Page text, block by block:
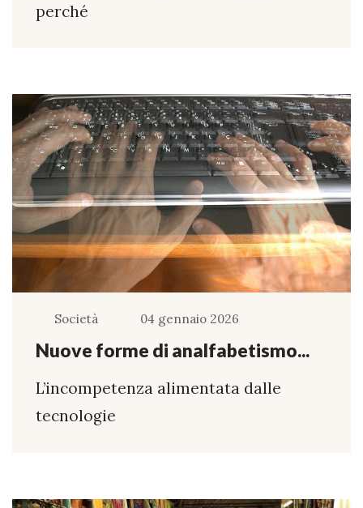
perché
Società 04 gennaio 2026
Nuove forme di analfabetismo...
L’incompetenza alimentata dalle
tecnologie